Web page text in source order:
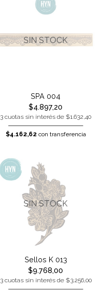
SIN STOCK
SPA 004
$4.897,20
3 cuotas sin interés de $1.632,40
$4.162,62 con transferencia
SIN STOCK
Sellos K 013
$9.768,00
3 cuotas sin interés de $3.256,00